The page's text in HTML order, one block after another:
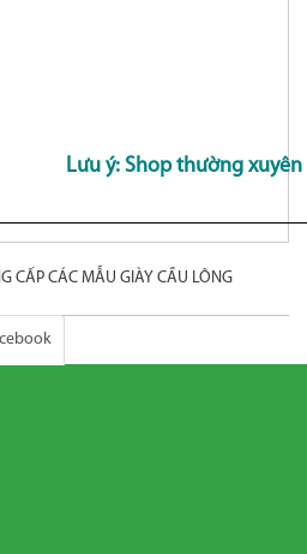
Lưu ý: Shop thường
CẤP CÁC MẪU GIÀY CẦU LÔNG